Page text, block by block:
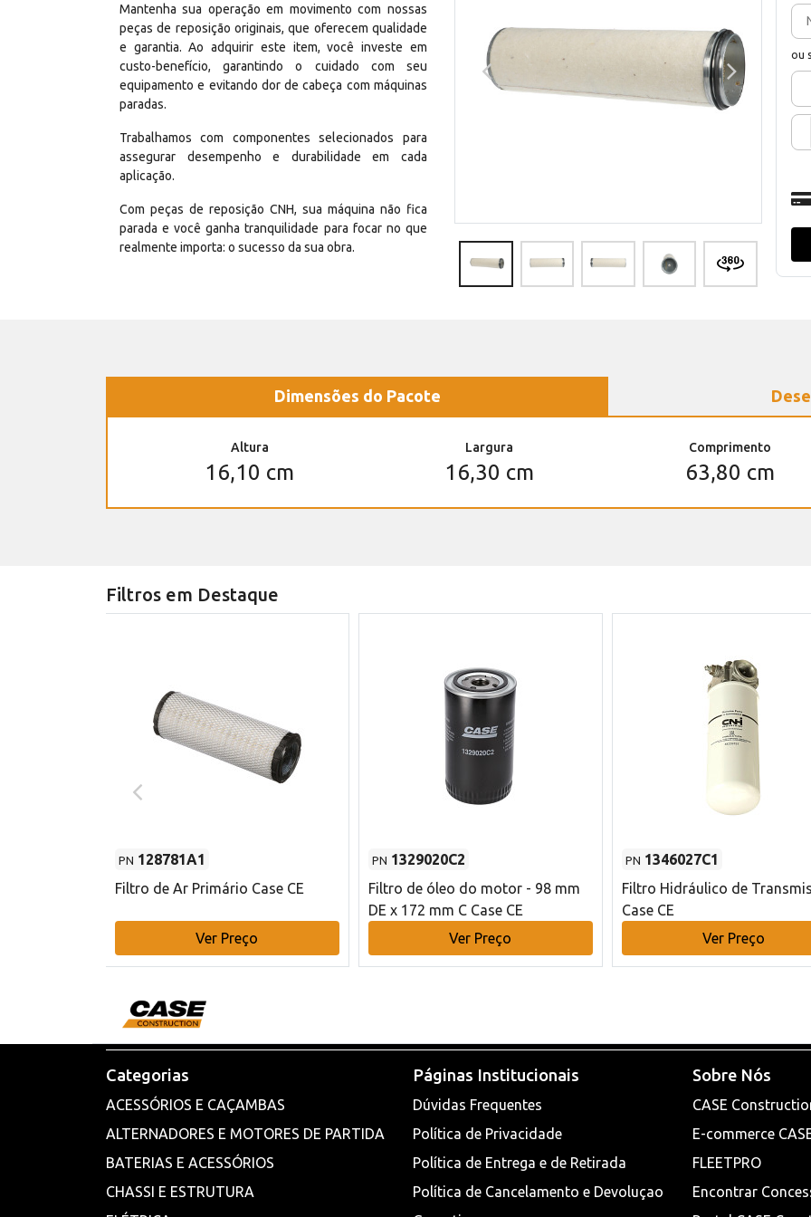
Mantenha sua operação em movimento com nossas
peças de reposição originais, que oferecem qualidade
e garantia. Ao adquirir este item, você investe em
custo-benefício, garantindo o cuidado com seu
equipamento e evitando dor de cabeça com máquinas
paradas.
Trabalhamos com componentes selecionados para
assegurar desempenho e durabilidade em cada
aplicação.
Com peças de reposição CNH, sua máquina não fica
parada e você ganha tranquilidade para focar no que
realmente importa: o sucesso da sua obra.
ou
Dimensões do Pacote
Altura
16,10 cm
Largura
16,30 cm
Comprimento
63,80 cm
Filtros em Destaque
PN 128781A1
Filtro de Ar Primário Case CE
Ver Preço
PN 1329020C2
Filtro de óleo do motor - 98 mm
DE x 172 mm C Case CE
Ver Preço
PN 1346027C1
Filtro Hidráulico de
Case CE
Ver Preço
Categorias
ACESSÓRIOS E CAÇAMBAS
ALTERNADORES E MOTORES DE PARTIDA
BATERIAS E ACESSÓRIOS
CHASSI E ESTRUTURA
Páginas Institucionais
Dúvidas Frequentes
Política de Privacidade
Política de Entrega e de Retirada
Política de Cancelamento e Devoluçao
Sobre Nós
CASE
E-commerce
FLEETPRO
Encontrar